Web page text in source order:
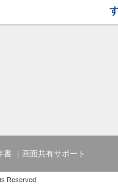
書 画面共有サポート
Reserved.